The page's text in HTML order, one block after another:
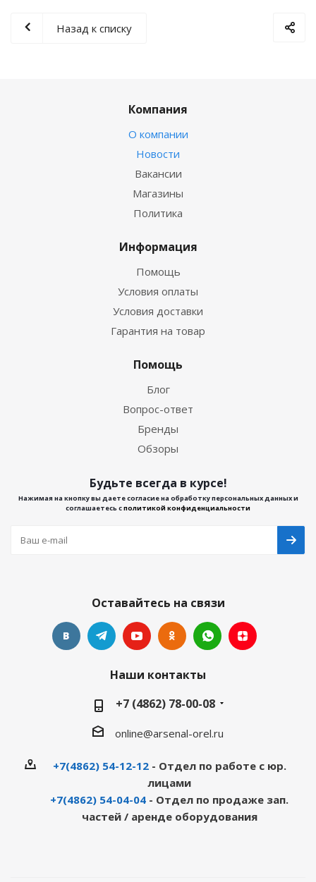
Назад к списку
Компания
О компании
Новости
Вакансии
Магазины
Политика
Информация
Помощь
Условия оплаты
Условия доставки
Гарантия на товар
Помощь
Блог
Вопрос-ответ
Бренды
Обзоры
Будьте всегда в курсе!
Нажимая на кнопку вы даете согласие на обработку персональных данных и
соглашаетесь сполитикой конфиденциальности
Оставайтесь на связи
Наши контакты
+7 (4862) 78-00-08
online@arsenal-orel.ru
+7(4862) 54-12-12- Отдел по работе с юр.
лицами
+7(4862) 54-04-04 - Отдел по продаже зап.
частей / аренде оборудования